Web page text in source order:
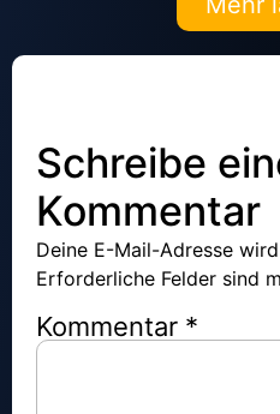
Schreibe
Kommentar
Deine E-Mail-Adresse
Erforderliche Felder sind
Kommentar *